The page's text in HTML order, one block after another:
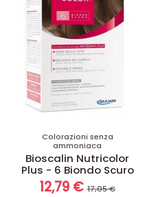
Colorazioni senza
ammoniaca
Bioscalin Nutricolor
Plus - 6 Biondo Scuro
12,79 €17,05 €